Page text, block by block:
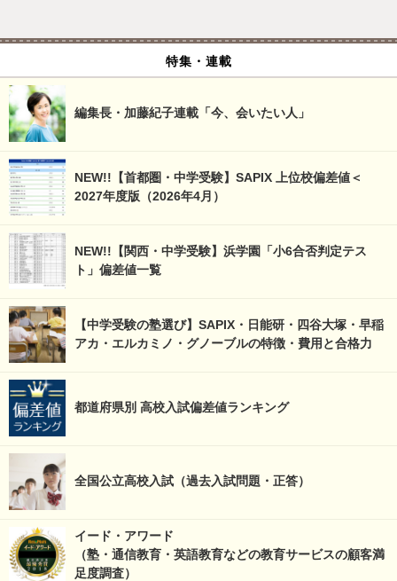
特集・連載
編集長・加藤紀子連載「今、会いたい人」
NEW!!【首都圏・中学受験】SAPIX 上位校偏差値＜
2027年度版（2026年4月）
NEW!!【関西・中学受験】浜学園「小6合否判定テス
ト」偏差値一覧
【中学受験の塾選び】SAPIX・日能研・四谷大塚・早稲
アカ・エルカミノ・グノーブルの特徴・費用と合格力
都道府県別 高校入試偏差値ランキング
全国公立高校入試（過去入試問題・正答）
イード・アワード
（塾・通信教育・英語教育などの教育サービスの顧客満
足度調査）